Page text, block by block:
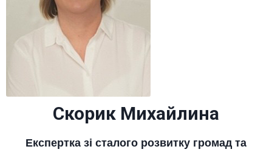
Скорик Михайлина
Експертка зі сталого розвитку громад та